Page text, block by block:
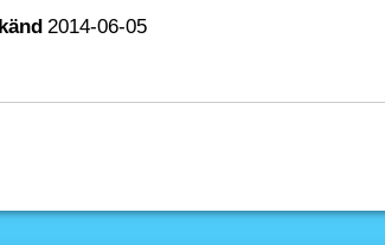
2014-06-05